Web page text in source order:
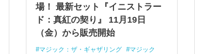
場！ 最新セット『イニストラー
ド：真紅の契り』 11月19日
（金）から販売開始
マジック：ザ・ギャザリング
マジック